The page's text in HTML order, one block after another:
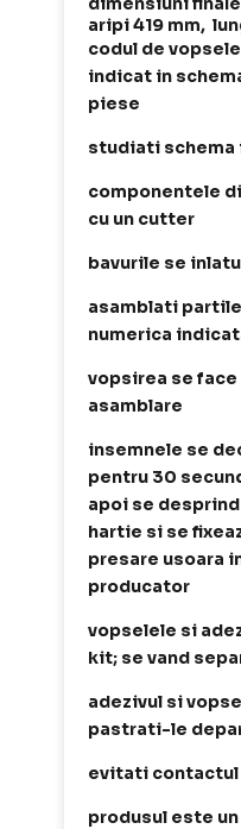
aripi 419 mm,
codul de
indicat in
piese
studiati schema
componentele
cu un cutter
bavurile se
asamblati
numerica
vopsirea se
asamblare
insemnele se
pentru 30
apoi se
hartie si se
presare usoara
producator
vopselele si
kit; se vand
adezivul si
pastrati-le
evitati contactul
produsul este